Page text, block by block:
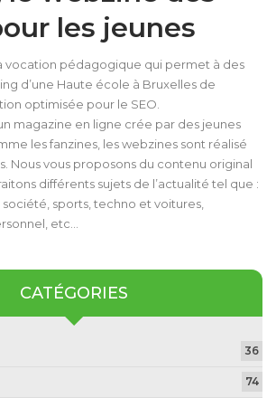
les jeunes
vocation pédagogique qui permet à des
d’une Haute école à Bruxelles de
optimisée pour le SEO.
magazine en ligne crée par des jeunes
les fanzines, les webzines sont réalisé
Nous vous proposons du contenu original
différents sujets de l’actualité tel que :
société, sports, techno et voitures,
etc…
CATÉGORIES
36
74